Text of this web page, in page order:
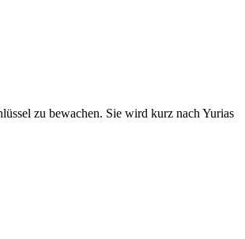
zu bewachen. Sie wird kurz nach Yurias